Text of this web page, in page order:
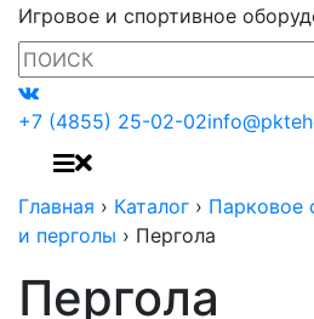
Игровое и спортивное
+7 (4855) 25-02-02
Главная › Каталог › Парковое
и перголы › Пергола
Пергола